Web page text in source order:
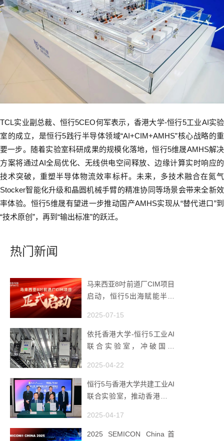
TCL实业副总裁、恒行5CEO何军表示，香港大学-恒行5工业AI实验
室的成立，是恒行5践行半导体领域“AI+CIM+AMHS”核心战略的重
要一步。随着实验室科研成果的规模化落地，恒行5维晟AMHS解决
方案将通过AI全局优化、无线供电空间释放、边缘计算实时响应的
技术突破，重塑半导体物流效率标杆。未来，多技术融合在氮气
Stocker智能化升级和晶圆机械手臂的精准协同等场景会带来全新效
率体验。恒行5维晟有望进一步推动国产AMHS实现从“替代进口”到
“技术原创 ”，再到“输出标准”的跃迁。
热门新闻
马来西亚8吋前道厂CIM项目
启动，恒行5出海赋能半导
2025-07-15
依托香港大学-恒行5工业AI
联合实验室，冲破国产
2025-04-22
恒行5与香港大学共建工业AI
联合实验室，推动香港成为
2025-04-17
2025 SEMICON China首